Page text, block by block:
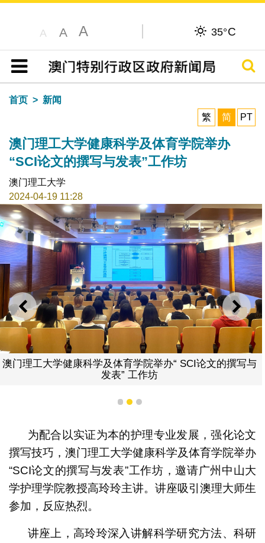
A A A 35°C
目录
搜寻
首页
新闻
繁
简 PT
澳门理工大学健康科学及体育学院举办
“SCI论文的撰写与发表”工作坊
澳门理工大学
2024-04-19 11:28
上一则 下一
澳门理工大学健康科学及体育学院举办“ SCI论文的撰写与
发表” 工作坊
1 2 3
为配合以实证为本的护理专业发展，强化论文
撰写技巧，澳门理工大学健康科学及体育学院举办
“SCI论文的撰写与发表”工作坊，邀请广州中山大
学护理学院教授高玲玲主讲。讲座吸引澳理大师生
参加，反应热烈。
讲座上，高玲玲深入讲解科学研究方法、科研